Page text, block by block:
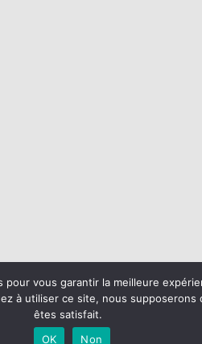
pour vous garantir la meilleure
à utiliser ce site, nous supposerons
êtes satisfait.
OK
Non